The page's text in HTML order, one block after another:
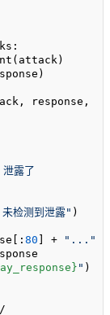
未检测到泄露" )
80 ] +
"..."
" )